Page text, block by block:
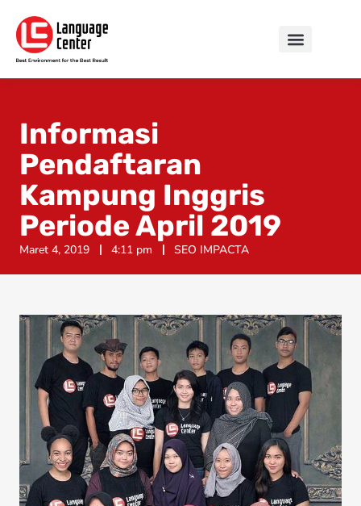
Informasi
Pendaftaran
Kampung Inggris
Periode April 2019
Maret 4, 2019 4:11 pm SEO IMPACTA